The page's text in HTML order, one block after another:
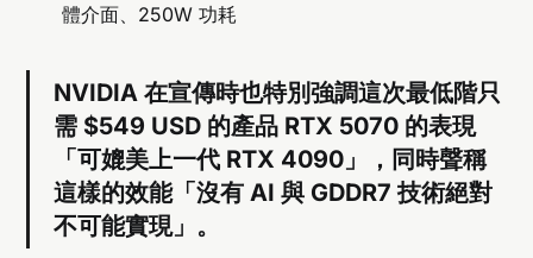
體介面、250W 功耗
NVIDIA 在宣傳時也特別強調這次最低階只
需 $549 USD 的產品 RTX 5070 的表現
「可媲美上一代 RTX 4090」，同時聲稱
這樣的效能「沒有 AI 與 GDDR7 技術絕對
不可能實現」。